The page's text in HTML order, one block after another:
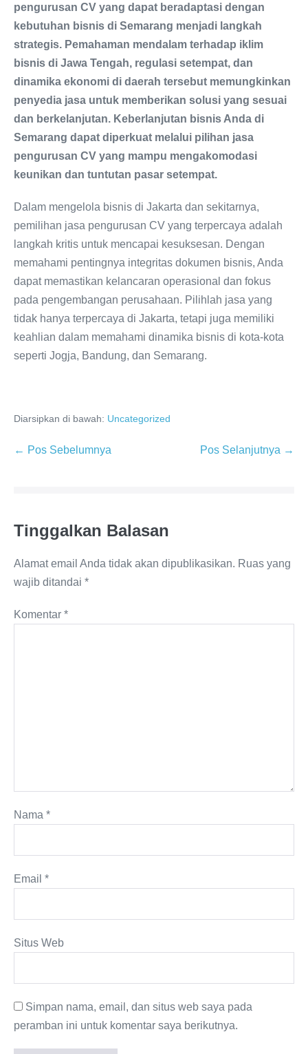
pengurusan CV yang dapat beradaptasi dengan
kebutuhan bisnis di Semarang menjadi langkah
strategis. Pemahaman mendalam terhadap iklim
bisnis di Jawa Tengah, regulasi setempat, dan
dinamika ekonomi di daerah tersebut memungkinkan
penyedia jasa untuk memberikan solusi yang sesuai
dan berkelanjutan. Keberlanjutan bisnis Anda di
Semarang dapat diperkuat melalui pilihan jasa
pengurusan CV yang mampu mengakomodasi
keunikan dan tuntutan pasar setempat.
Dalam mengelola bisnis di Jakarta dan sekitarnya,
pemilihan jasa pengurusan CV yang terpercaya adalah
langkah kritis untuk mencapai kesuksesan. Dengan
memahami pentingnya integritas dokumen bisnis, Anda
dapat memastikan kelancaran operasional dan fokus
pada pengembangan perusahaan. Pilihlah jasa yang
tidak hanya terpercaya di Jakarta, tetapi juga memiliki
keahlian dalam memahami dinamika bisnis di kota-kota
seperti Jogja, Bandung, dan Semarang.
Diarsipkan di bawah: Uncategorized
Navigasi
← Pos Sebelumnya Pos Selanjutnya →
Tinggalkan Balasan
Alamat email Anda tidak akan dipublikasikan. Ruas yang
wajib ditandai *
Komentar *
Nama *
Email *
Situs Web
Simpan nama, email, dan situs web saya pada
peramban ini untuk komentar saya berikutnya.